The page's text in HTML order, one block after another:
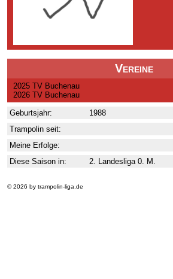
Vereine
2025 TV Buchenau
2026 TV Buchenau
Geburtsjahr:
1988
Trampolin seit:
Meine Erfolge:
Diese Saison in:
2. Landesliga 0. M.
© 2026 by trampolin-liga.de